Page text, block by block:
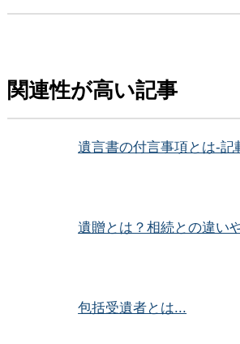
関連性が高い記事
遺言書の付言事項とは-記
遺贈とは？相続との違い
包括受遺者とは...